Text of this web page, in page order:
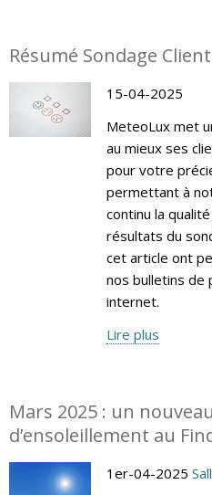
Résumé Sondage
15-04-2025
MeteoLux met
au mieux ses
pour votre
permettant à
continu la
résultats du
cet article ont
nos bulletins de
internet.
Lire plus
Mars 2025 : un
d’ensoleillement au
1er-04-2025